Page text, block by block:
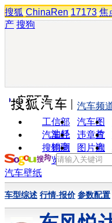
搜狐 ChinaRen 17173 焦
产 搜狗
实用工具
工信部
油耗
汽车图
片
汽车经
销商
违章查
询
搜狗浏
览器
图片欣
赏
汽车频
汽车壁纸
车型综述 行情-报价 参数配置